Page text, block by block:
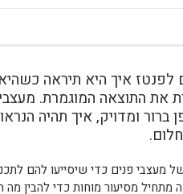
איך היא תיראה
את התוצאה המוגמרת.
ומדויק, איך תהיה
מעצבי פנים כדי שיסייעו להם
מתחיל מסיעור מוחות כדי להבין מה